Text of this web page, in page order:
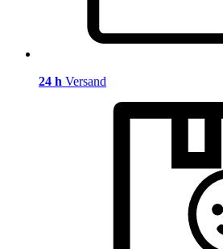
24 h Versand